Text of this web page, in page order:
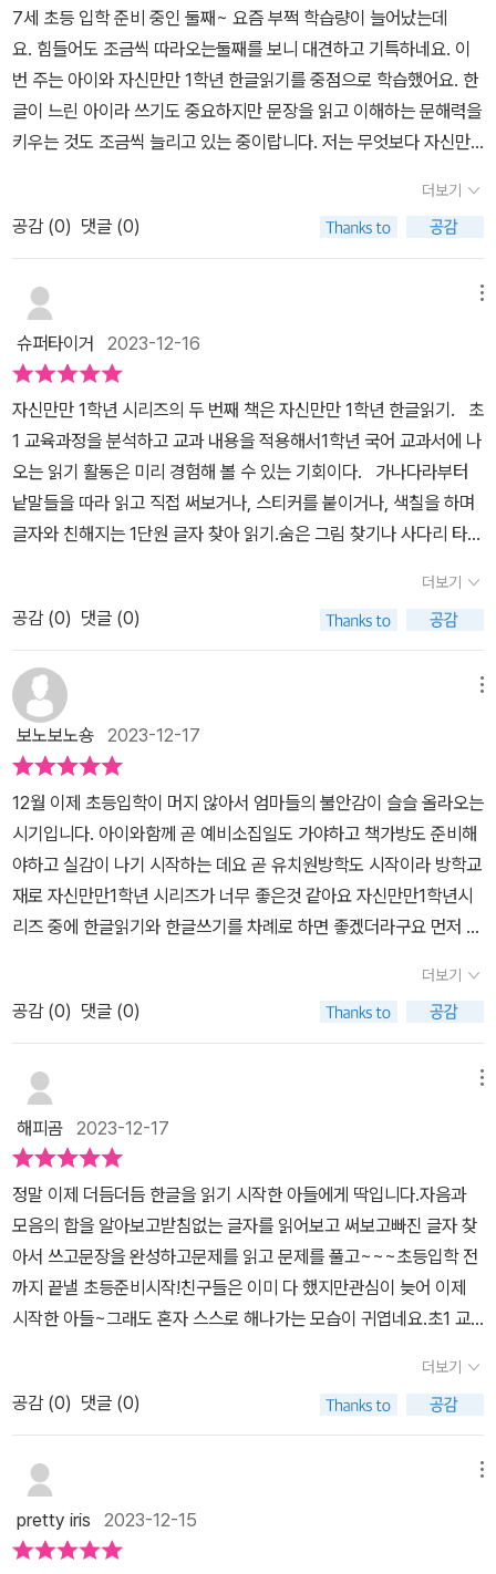
되어 있어 정말 하루 10분만 투자해도 너무나 도움될 책입니다^^하
루에 한 지문씩만 읽어도 아이가 못할게 없다는 자신감이 들어서 더
마음에 드는 교재입니다.^^✍️겨울 방학동안 <자신만만 1학년>으로
우리 둘째 초등학교 입학 준비 완성을 하고자 합니다!!총 5권을 책으
로 구성되어 있어 5권이 다 끝나면 정말 1학년은 걱정 없을 거 같아
다!!^^#상상아카데미 #자신만만1학년 #엄마아빠도1학년 #자신만만
서포터즈 #초등입학 #초등입학준비 #유아학습지 #방학준비
라고하면 엄청 좋아해요^^2장하자~ 라고하면 다하고나서 2장 더할
래요~ 하구요^^역시!! 아이들마음 딱 잘 알고계신 선생님의 정성이
통한듯합니다♡열심히 해서 3월에 당당하게 입학하고싶어요♡출판
사로부터 교재를 제공받아 아이와 매일 열공하며 작성한 후기입니다.
7세 초등 입학 준비 중인 둘째~ 요즘 부쩍 학습량이 늘어났는데
요. 힘들어도 조금씩 따라오는둘째를 보니 대견하고 기특하네요. 이
번 주는 아이와 자신만만 1학년 한글읽기를 중점으로 학습했어요. 한
글이 느린 아이라 쓰기도 중요하지만 문장을 읽고 이해하는 문해력을
키우는 것도 조금씩 늘리고 있는 중이랍니다. 저는 무엇보다 자신만
라 스티커를 붙이면서 맞는 문장 읽기가 있어서 좋더라고요. 아직 손
가락에 힘이 없는 아들이라 문장을 많이 써 내려가면 아이도 힘들
고 저도 가르치면서 진이 빠질 거 같았는데요.그런 걱정 없이 재미있
게 글자 읽기를 할 수 있어서 좋았어요. 앞으로도 쭉 엄마랑 같이 홈스
쿨링 하면서 학교갈 준비 잘 해봐야겠어요!!!
더보기
공감 (0) 댓글 (0)
슈퍼타이거 2023-12-16
자신만만 1학년 시리즈의 두 번째 책은 자신만만 1학년 한글읽기. 초
1 교육과정을 분석하고 교과 내용을 적용해서1학년 국어 교과서에 나
오는 읽기 활동은 미리 경험해 볼 수 있는 기회이다. 가나다라부터
낱말들을 따라 읽고 직접 써보거나, 스티커를 붙이거나, 색칠을 하며
글자와 친해지는 1단원 글자 찾아 읽기.숨은 그림 찾기나 사다리 타기
읽기.의성어, 의태어 스티커에 따라 읽기를 제일 재밌어했던 3단원
문장 완성하고, 소리 내어 읽기.읽어보기 너무 아름다운 글들과 학교
생활에 유용한 문장들로 구성된 4단원 긴 글 소리 내어 읽기와 5단원
장면 읽고 간단한 문제 풀기까지. 단계별로 다양하고 재미있게 읽기
활동을 해 볼 수 있게 구성되어 있다.겹받침 발음은 잘못하는 게 몇 개
있어 하나씩 가르쳐주며 함께 해보니 좋았다. 한글읽기 책을 자신있
게 마치고 나니 한글쓰기책이 더 기대가 되네.다섯 살 둘째도 형아따
라 띄엄띄엄 읽어보는데 좋은 구성이라, 예비초등학생이 아니더라도
읽기에 관심있는 미취학 어린이들이 따라 해보기 좋은 책이다. 더도
말고 덜도말고 하루 10분씩 꾸준히! 재미있게! 해보면 이번 겨울 읽기
도사가 되어있을 것 같다. ‼️초등학교 입학 전 마지막 겨울방학.자신
만만 시리즈 공통학습으로 자신감도 업! 성취감도 업! 시키는 기회를
더보기
공감 (0) 댓글 (0)
보노보노숑 2023-12-17
12월 이제 초등입학이 머지 않아서 엄마들의 불안감이 슬슬 올라오는
시기입니다. 아이와함께 곧 예비소집일도 가야하고 책가방도 준비해
야하고 실감이 나기 시작하는 데요 곧 유치원방학도 시작이라 방학교
재로 자신만만1학년 시리즈가 너무 좋은것 같아요 자신만만1학년시
리즈 중에 한글읽기와 한글쓰기를 차례로 하면 좋겠더라구요 먼저 한
기연습을할수있도록 되어있고 쓰기위주가 아니기 때문에 문제들도
선긋기 색칠 등 간단한 활동들이 주를 이루어요 1학년 교과내용이 포
함되어있어서 아이의 학교생활에 도움이 되는 교재예요 내용도 적당
하고 방학동안 어렵지 않게 할수있는 양이라 적극 추천합니다. #상상
아카데미 #자신만만1학년 #엄마아빠도1학년 #자신만만서포터즈 #
초등입학 #초등입학준비 #유아학습지 #방학준비ㆍ
더보기
공감 (0) 댓글 (0)
해피곰 2023-12-17
정말 이제 더듬더듬 한글을 읽기 시작한 아들에게 딱입니다.자음과
모음의 합을 알아보고받침없는 글자를 읽어보고 써보고빠진 글자 찾
아서 쓰고문장을 완성하고문제를 읽고 문제를 풀고~~~초등입학 전
까지 끝낼 초등준비시작!친구들은 이미 다 했지만관심이 늦어 이제
시작한 아들~그래도 혼자 스스로 해나가는 모습이 귀엽네요.초1 교
한글읽기가능하겠죠?자신만만 덕분에 자신있게 연습해볼랍니다.
더보기
공감 (0) 댓글 (0)
pretty iris 2023-12-15